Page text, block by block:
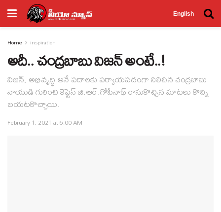
English
Home inspiration
అదీ.. చంద్రబాబు విజన్ అంటే..!
విజన్, అభివృద్థి అనే పదాలకు పర్యాయపదంగా నిలిచిన చంద్రబాబు
నాయుడి గురించి కెప్టెన్ జి.ఆర్.గోపీనాథ్ రాసుకొచ్చిన మాటలు కొన్ని
బయటకొచ్చాయి.
February 1, 2021 at 6:00 AM